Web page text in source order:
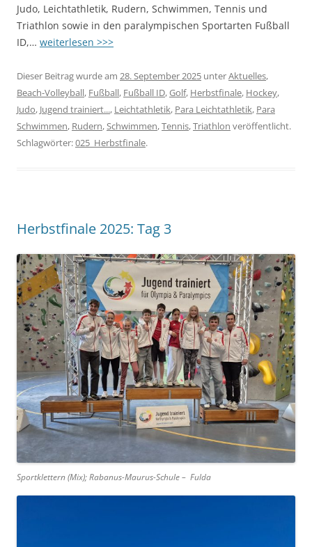
Judo, Leichtathletik, Rudern, Schwimmen, Tennis und
Triathlon sowie in den paralympischen Sportarten Fußball
ID,… weiterlesen >>>
Dieser Beitrag wurde am 28. September 2025 unterAktuelles,
Beach-Volleyball, Fußball, Fußball ID,Golf, Herbstfinale, Hockey,
Judo, Jugend trainiert..., Leichtathletik, Para Leichtathletik, Para
Schwimmen, Rudern,Schwimmen,Tennis,Triathlon veröffentlicht.
Schlagwörter:025_Herbstfinale.
Herbstfinale 2025: Tag 3
Sportklettern (Mix); Rabanus-Maurus-Schule – Fulda